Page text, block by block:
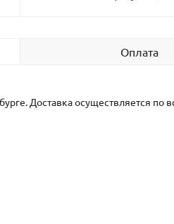
Оплата
Доставка осуществляется по